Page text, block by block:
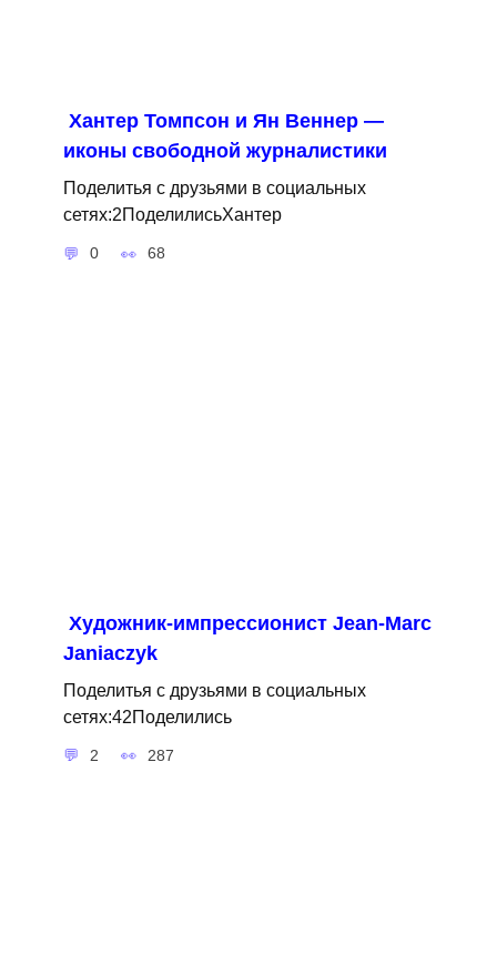
Хантер Томпсон и Ян Веннер —
иконы свободной журналистики
Поделитья с друзьями в социальных
сетях:2ПоделилисьХантер
0 68
Художник-импрессионист Jean-Marc
Janiaczyk
Поделитья с друзьями в социальных
сетях:42Поделились
2 287